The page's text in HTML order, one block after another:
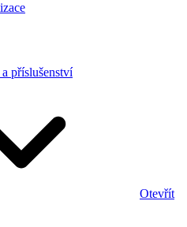
příslušenství
Otevřít